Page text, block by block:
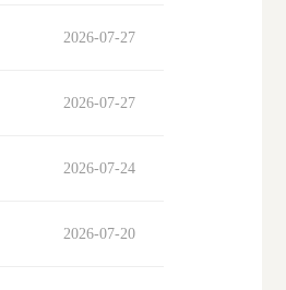
2026-07-27
2026-07-27
2026-07-24
2026-07-20